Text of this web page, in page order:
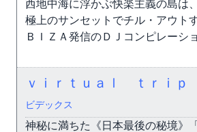
西地中海に浮かぶ快楽主義の島は
極上のサンセットでチル・アウト
ＢＩＺＡ発信のＤＪコンピレーシ
ｖｉｒｔｕａｌ ｔｒｉ
ビデックス
神秘に満ちた《日本最後の秘境》